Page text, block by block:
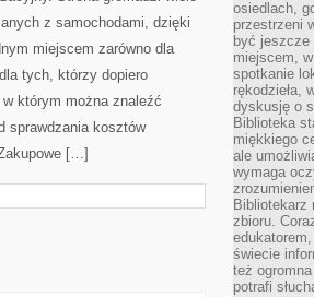
z samochodami, dzięki
miejscem zarówno dla
tych, którzy dopiero
którym można znaleźć
sprawdzania kosztów
[…]
osiedlach,
przestrzeni
być
miejscem,
spotkanie
rękodzieła,
dyskusję o
Biblioteka
miękkiego
ale
wymaga
Bibliotekarz
zbioru.
świecie
też
potrafi